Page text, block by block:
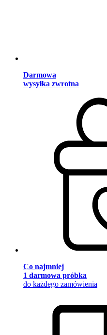
Darmowa
wysyłka zwrotna
Co najmniej
1 darmowa próbka
do każdego zamówienia